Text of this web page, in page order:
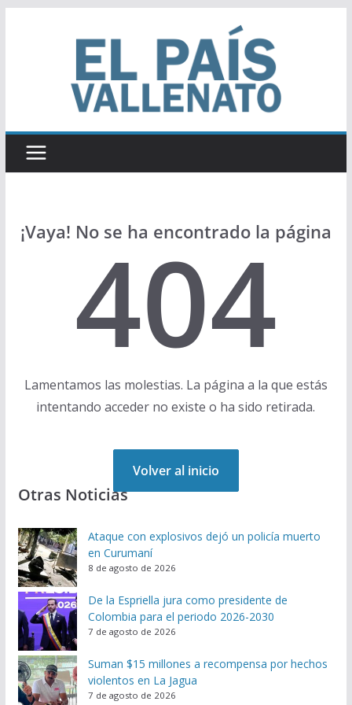
¡Vaya! No se ha encontrado la página
404
Lamentamos las molestias. La página a la que estás
intentando acceder no existe o ha sido retirada.
Volver al inicio
Otras Noticias
Ataque con explosivos dejó un policía muerto
en Curumaní
8 de agosto de 2026
De la Espriella jura como presidente de
Colombia para el periodo 2026-2030
7 de agosto de 2026
Suman $15 millones a recompensa por hechos
violentos en La Jagua
7 de agosto de 2026